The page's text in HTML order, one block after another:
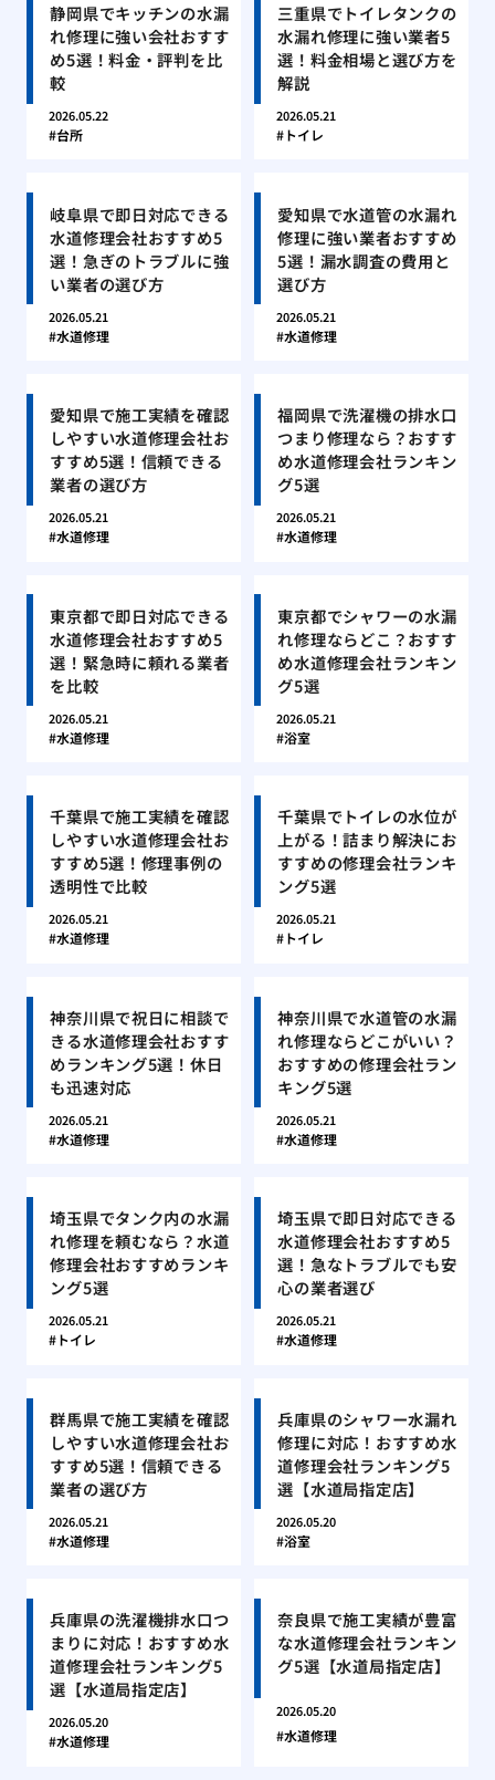
静岡県でキッチンの水漏
れ修理に強い会社おすす
め5選！料金・評判を比
較
2026.05.22
台所
三重県でトイレタンクの
水漏れ修理に強い業者5
選！料金相場と選び方を
解説
2026.05.21
トイレ
岐阜県で即日対応できる
水道修理会社おすすめ5
選！急ぎのトラブルに強
い業者の選び方
2026.05.21
水道修理
愛知県で水道管の水漏れ
修理に強い業者おすすめ
5選！漏水調査の費用と
選び方
2026.05.21
水道修理
愛知県で施工実績を確認
しやすい水道修理会社お
すすめ5選！信頼できる
業者の選び方
2026.05.21
水道修理
福岡県で洗濯機の排水口
つまり修理なら？おすす
め水道修理会社ランキン
グ5選
2026.05.21
水道修理
東京都で即日対応できる
水道修理会社おすすめ5
選！緊急時に頼れる業者
を比較
2026.05.21
水道修理
東京都でシャワーの水漏
れ修理ならどこ？おすす
め水道修理会社ランキン
グ5選
2026.05.21
浴室
千葉県で施工実績を確認
しやすい水道修理会社お
すすめ5選！修理事例の
透明性で比較
2026.05.21
水道修理
千葉県でトイレの水位が
上がる！詰まり解決にお
すすめの修理会社ランキ
ング5選
2026.05.21
トイレ
神奈川県で祝日に相談で
きる水道修理会社おすす
めランキング5選！休日
も迅速対応
2026.05.21
水道修理
神奈川県で水道管の水漏
れ修理ならどこがいい？
おすすめの修理会社ラン
キング5選
2026.05.21
水道修理
埼玉県でタンク内の水漏
れ修理を頼むなら？水道
修理会社おすすめランキ
ング5選
2026.05.21
トイレ
埼玉県で即日対応できる
水道修理会社おすすめ5
選！急なトラブルでも安
心の業者選び
2026.05.21
水道修理
群馬県で施工実績を確認
しやすい水道修理会社お
すすめ5選！信頼できる
業者の選び方
2026.05.21
水道修理
兵庫県のシャワー水漏れ
修理に対応！おすすめ水
道修理会社ランキング5
選【水道局指定店】
2026.05.20
浴室
兵庫県の洗濯機排水口つ
まりに対応！おすすめ水
道修理会社ランキング5
選【水道局指定店】
2026.05.20
水道修理
奈良県で施工実績が豊富
な水道修理会社ランキン
グ5選【水道局指定店】
2026.05.20
水道修理